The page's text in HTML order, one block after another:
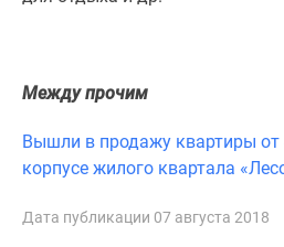
Военная
Банки
программы
Медиа
Между прочим
Вышли в продажу квартиры
корпусе жилого квартала
Дата публикации 07 августа 2018